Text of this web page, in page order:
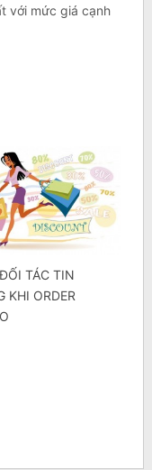
với mức giá cạnh
TÁC TIN
KHI ORDER